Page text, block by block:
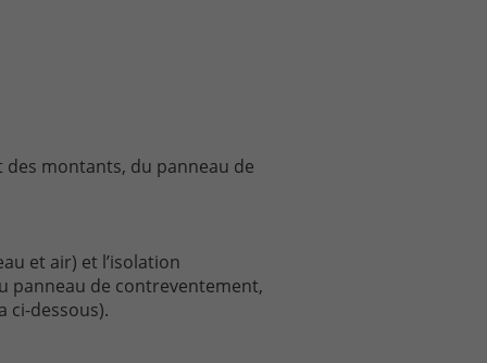
montants, du panneau de
et air) et l’isolation
panneau de contreventement,
ci-dessous).